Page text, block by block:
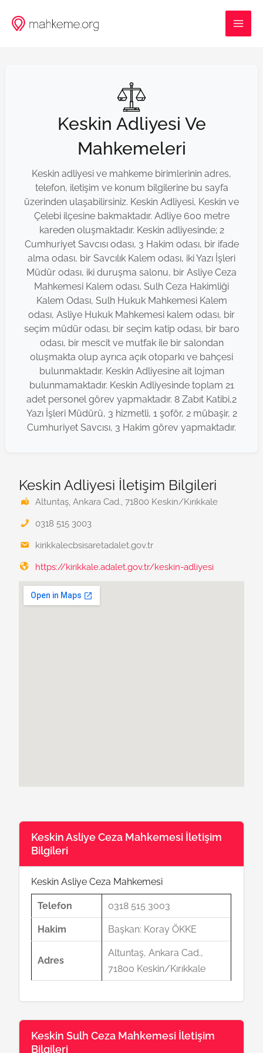
atla
Keskin Adliyesi Ve
Mahkemeleri
Keskin adliyesi ve mahkeme birimlerinin adres,
telefon, iletişim ve konum bilgilerine bu sayfa
üzerinden ulaşabilirsiniz. Keskin Adliyesi, Keskin ve
Çelebi ilçesine bakmaktadır. Adliye 600 metre
kareden oluşmaktadır. Keskin adliyesinde; 2
Cumhuriyet Savcısı odası, 3 Hakim odası, bir ifade
alma odası, bir Savcılık Kalem odası, iki Yazı İşleri
Müdür odası, iki duruşma salonu, bir Asliye Ceza
Mahkemesi Kalem odası, Sulh Ceza Hakimliği
Kalem Odası, Sulh Hukuk Mahkemesi Kalem
odası, Asliye Hukuk Mahkemesi kalem odası, bir
seçim müdür odası, bir seçim katip odası, bir baro
odası, bir mescit ve mutfak ile bir salondan
oluşmakta olup ayrıca açık otoparkı ve bahçesi
bulunmaktadır. Keskin Adliyesine ait lojman
bulunmamaktadır. Keskin Adliyesinde toplam 21
adet personel görev yapmaktadır. 8 Zabıt Katibi,2
Yazı İşleri Müdürü, 3 hizmetli, 1 şoför, 2 mübaşir, 2
Cumhuriyet Savcısı, 3 Hakim görev yapmaktadır.
Keskin Asliye Ceza Mahkemesi İletişim
Bilgileri
Keskin Asliye Ceza Mahkemesi
Telefon 0318 515 3003
Hakim Başkan: Koray ÖKKE
Adres
Altuntaş, Ankara Cad.,
71800 Keskin/Kırıkkale
Keskin Sulh Ceza Mahkemesi İletişim
Bilgileri
Keskin Adliyesi İletişim Bilgileri
Altuntaş, Ankara Cad., 71800 Keskin/Kırıkkale
0318 515 3003
kirikkalecbsisaretadalet.gov.tr
https://kirikkale.adalet.gov.tr/keskin-adliyesi